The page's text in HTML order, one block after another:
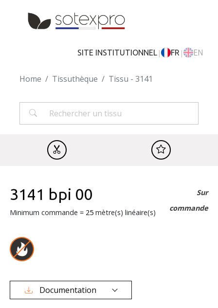
Skip to main content
SITE INSTITUTIONNEL| FR | EN
Home Tissuthèque Tissu - 3141
3141 bpi 00
Minimum commande = 25 mètre(s) linéaire(s)
Sur
commande
Documentation